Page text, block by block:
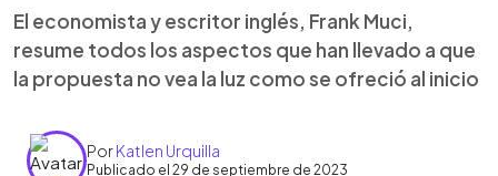
El economista y escritor inglés, Frank Muci,
resume todos los aspectos que han llevado a que
la propuesta no vea la luz como se ofreció al inicio
PorKatlen Urquilla
Publicado el 29 de septiembre de 2023